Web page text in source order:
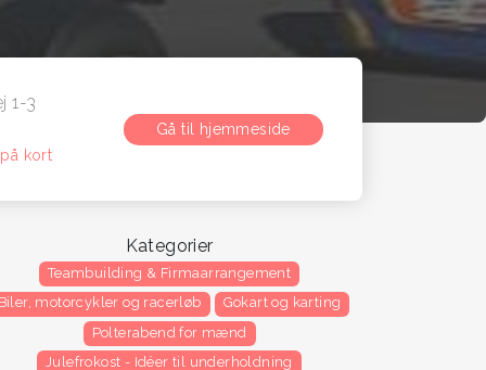
1-3
kort
Gå til hjemmeside
Kategorier
Teambuilding & Firmaarrangement
Biler, motorcykler og racerløb
Gokart og karting
Polterabend for mænd
Julefrokost - Idéer til underholdning